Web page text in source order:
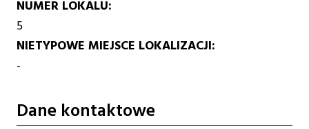
NUMER LOKALU
5
NIETYPOWE MIEJSCE LOKALIZACJI
-
Dane kontaktowe